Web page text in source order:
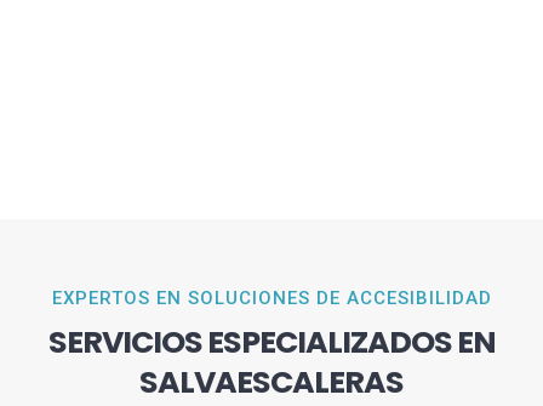
EXPERTOS EN SOLUCIONES DE ACCESIBILIDAD
SERVICIOS ESPECIALIZADOS EN
SALVAESCALERAS